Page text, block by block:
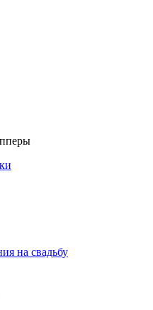
на свадьбу